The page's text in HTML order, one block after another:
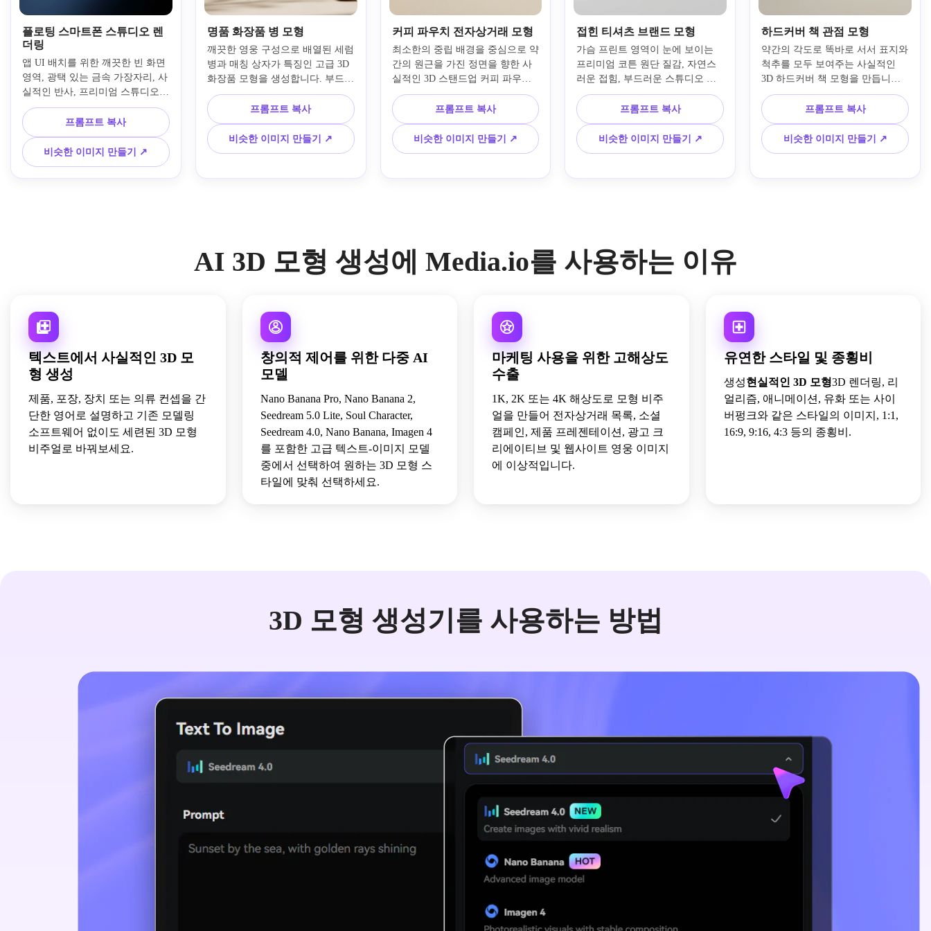
플로팅 스마트폰 스튜디오 렌
더링
앱 UI 배치를 위한 깨끗한 빈 화면
영역, 광택 있는 금속 가장자리, 사
실적인 반사, 프리미엄 스튜디오
조명, 부드러운 그림자, 진한 파란
색에서 검은색 그라데이션 배경,
현대적인 제품 광고 분위기, 선명
한 디테일, 고해상도 렌더링이 있
는 약간의 3/4 각도로 떠다니는 초
현실적인 3D 스마트폰 모델을 만
프롬프트 복사
비슷한 이미지 만들기 ↗
명품 화장품 병 모형
깨끗한 영웅 구성으로 배열된 세럼
병과 매칭 상자가 특징인 고급 3D
화장품 모형을 생성합니다. 부드러
운 베이지와 크림 톤, 확산된 스튜
디오 조명, 사실적인 유리와 무광
택 종이 질감, 우아한 섀도우 팔로
오프, 세련된 뷰티 캠페인 분위기,
사실적인 디테일이 있는 프리미엄
프롬프트 복사
비슷한 이미지 만들기 ↗
커피 파우치 전자상거래 모형
최소한의 중립 배경을 중심으로 약
간의 원근을 가진 정면을 향한 사
실적인 3D 스탠드업 커피 파우치
모형을 만드세요. 선명한 소재 접
힘, 미묘한 무광택 포장 질감, 깨끗
한 라벨 공간, 전자상거래에 적합
한 부드러운 조명, 가방 아래의 사
실적인 그림자, 세련된 상업적 분
보여줍니다.
프롬프트 복사
비슷한 이미지 만들기 ↗
접힌 티셔츠 브랜드 모형
가슴 프린트 영역이 눈에 보이는
프리미엄 코튼 원단 질감, 자연스
러운 접힘, 부드러운 스튜디오 섀
도우, 깔끔한 밝은 회색 배경으로
사실적인 3D 접힌 티셔츠 모형을
디자인하세요. 균형 잡힌 조명, 세
련된 패브릭 디테일, 현대적인 브
랜드 의류 프레젠테이션 스타일로
화적이도록 유지하세요.
프롬프트 복사
비슷한 이미지 만들기 ↗
하드커버 책 관점 모형
약간의 각도로 똑바로 서서 표지와
척추를 모두 보여주는 사실적인
3D 하드커버 책 모형을 만듭니다.
프리미엄 편집 조명, 미묘한 부드
러운 그림자, 사실적인 종이와 라
미네이트 질감, 깔끔한 중립적인
배경, 차분하고 세련된 분위기, 마
케팅 프레젠테이션에 적합한 높은
용하세요.
프롬프트 복사
비슷한 이미지 만들기 ↗
AI 3D 모형 생성에 Media.io를 사용하는 이유
텍스트에서 사실적인 3D 모
형 생성
제품, 포장, 장치 또는 의류 컨셉을 간
단한 영어로 설명하고 기존 모델링
소프트웨어 없이도 세련된 3D 모형
비주얼로 바꿔보세요.
창의적 제어를 위한 다중 AI
모델
Nano Banana Pro, Nano Banana 2,
Seedream 5.0 Lite, Soul Character,
Seedream 4.0, Nano Banana, Imagen 4
를 포함한 고급 텍스트-이미지 모델
중에서 선택하여 원하는 3D 모형 스
타일에 맞춰 선택하세요.
마케팅 사용을 위한 고해상도
수출
1K, 2K 또는 4K 해상도로 모형 비주
얼을 만들어 전자상거래 목록, 소셜
캠페인, 제품 프레젠테이션, 광고 크
리에이티브 및 웹사이트 영웅 이미지
에 이상적입니다.
유연한 스타일 및 종횡비
생성현실적인 3D 모형3D 렌더링, 리
얼리즘, 애니메이션, 유화 또는 사이
버펑크와 같은 스타일의 이미지, 1:1,
16:9, 9:16, 4:3 등의 종횡비.
3D 모형 생성기를 사용하는 방법